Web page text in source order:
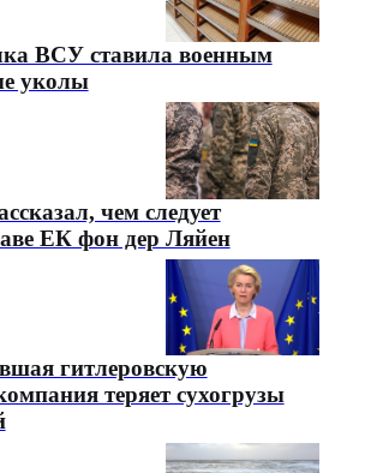
ВСУ ставила военным
уколы
чем следует
ЕК фон дер Ляйен
гитлеровскую
теряет сухогрузы